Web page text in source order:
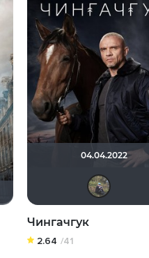
04.04.2022
Чингачгук
2.64 /41